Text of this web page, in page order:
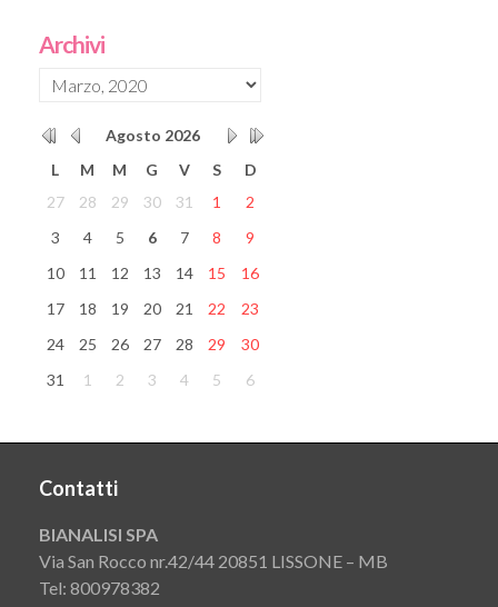
Archivi
Agosto 2026
L
M M G V S
D
27
28 29 30 31 1
2
3
4 5 6 7 8
9
10
11 12 13 14 15
16
17
18 19 20 21 22
23
24
25 26 27 28 29
30
31
1 2 3 4 5 6
Contatti
BIANALISI SPA
Via San Rocco nr.42/44 20851 LISSONE – MB
Tel: 800978382